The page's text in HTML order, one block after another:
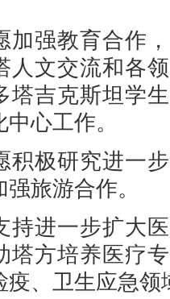
加强教育合作
人文交流和各
塔吉克斯坦学
心工作。
积极研究进一
旅游合作。
持进一步扩大
塔方培养医疗
疫、卫生应急领